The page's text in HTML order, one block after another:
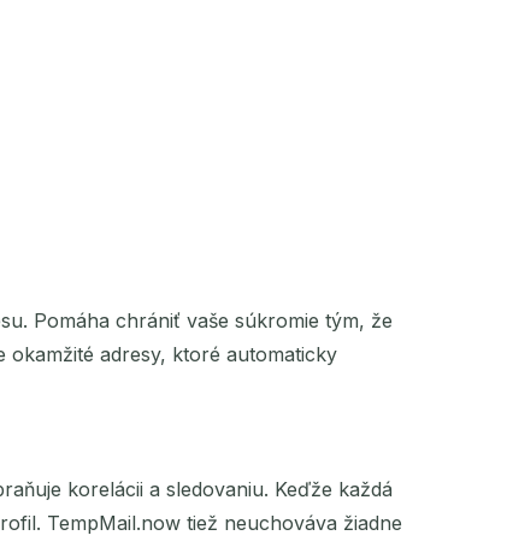
Pomáha chrániť vaše súkromie tým, že
adresy, ktoré automaticky
korelácii a sledovaniu. Keďže každá
TempMail.now tiež neuchováva žiadne